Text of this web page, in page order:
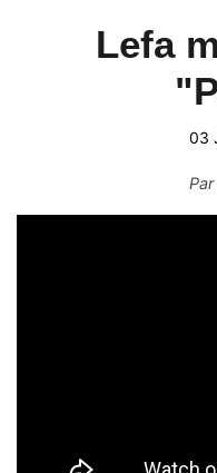
Lefa
03
Par